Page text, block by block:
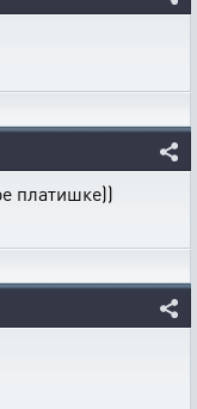
платишке))